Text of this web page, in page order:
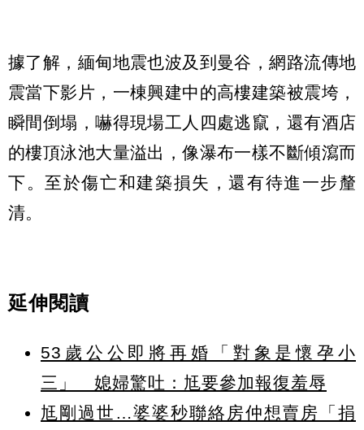
據了解，緬甸地震也波及到曼谷，網路流傳地
震當下影片，一棟興建中的高樓建築被震垮，
瞬間倒塌，嚇得現場工人四處逃竄，還有酒店
的樓頂泳池大量溢出，像瀑布一樣不斷傾瀉而
下。至於傷亡和建築損失，還有待進一步釐
清。
延伸閱讀
53歲公公即將再婚「對象是懷孕小
三」 媳婦驚吐：尪要參加報復羞辱
尪剛過世…婆婆秒聯絡房仲想賣房「捐